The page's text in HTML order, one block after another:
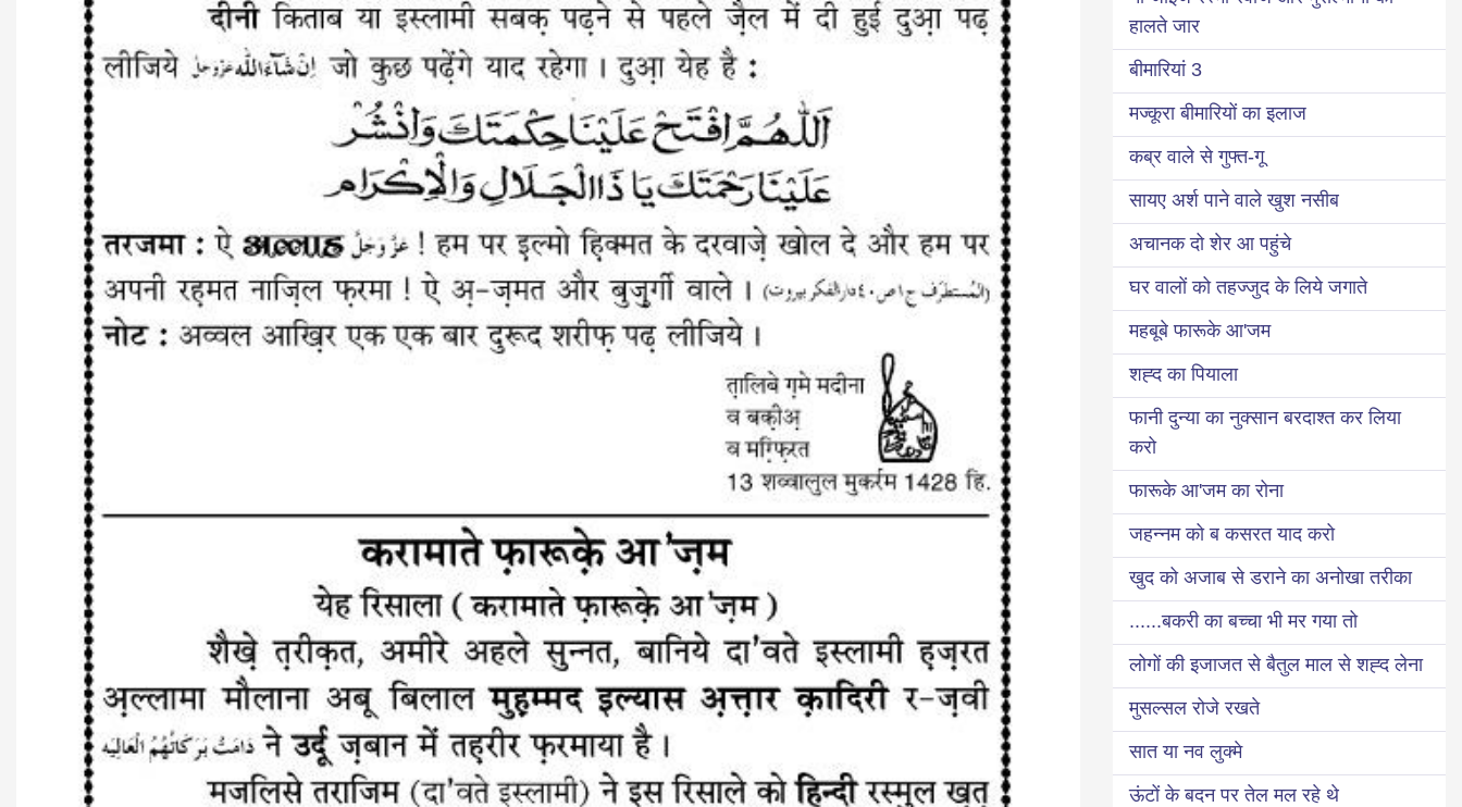
हालते जार
3 बीमारियां
मज्कूरा बीमारियों का इलाज
कब्र वाले से गुफ्त-गू
सायए अर्श पाने वाले खुश नसीब
अचानक दो शेर आ पहुंचे
घर वालों को तहज्जुद के लिये जगाते
महबूबे फारूके आ'जम
शह्द का पियाला
फानी दुन्या का नुक्सान बरदाश्त कर लिया
करो
फारूके आ'जम का रोना
जहन्नम को ब कसरत याद करो
खुद को अजाब से डराने का अनोखा तरीका
बकरी का बच्चा भी मर गया तो......
लोगों की इजाजत से बैतुल माल से शह्द लेना
मुसल्सल रोजे रखते
सात या नव लुक्मे
ऊंटों के बदन पर तेल मल रहे थे